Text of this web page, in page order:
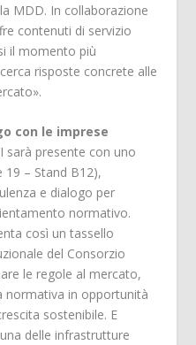
MDD. In collaborazione
contenuti di servizio
il momento più
risposte concrete alle
con le imprese
sarà presente con uno
19 – Stand B12),
e dialogo per
normativo.
così un tassello
del Consorzio
le regole al mercato,
normativa in opportunità
sostenibile. E
delle infrastrutture